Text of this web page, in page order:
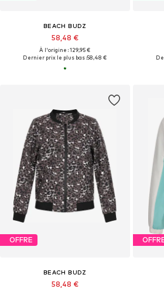
BEACH BUDZ
58,48 €
À l'origine : 129,95 €
Dernier prix le plus bas :58,48 €
OFFRE
BEACH BUDZ
58,48 €